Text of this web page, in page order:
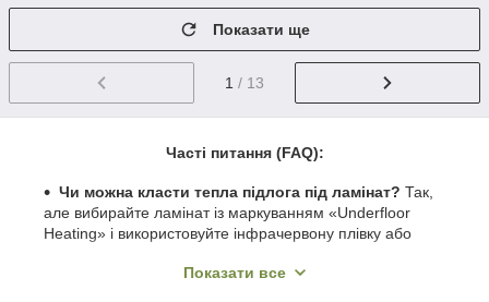
Показати ще
1 / 13
Часті питання (FAQ):
Чи можна класти тепла підлога під ламінат? Так,
але вибирайте ламінат із маркуванням «Underfloor
Heating» і використовуйте інфрачервону плівку або
затишок у спальню. ✅
Показати все